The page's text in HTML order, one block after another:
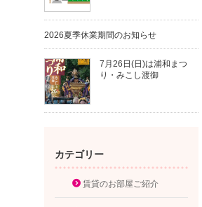
2026夏季休業期間のお知らせ
7月26日(日)は浦和まつ
り・みこし渡御
カテゴリー
賃貸のお部屋ご紹介